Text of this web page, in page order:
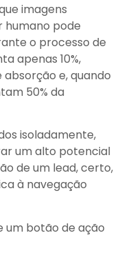
imagens
humano pode
o processo de
apenas 10%,
absorção e, quando
50% da
isoladamente,
um alto potencial
de um lead, certo,
à navegação
um botão de ação